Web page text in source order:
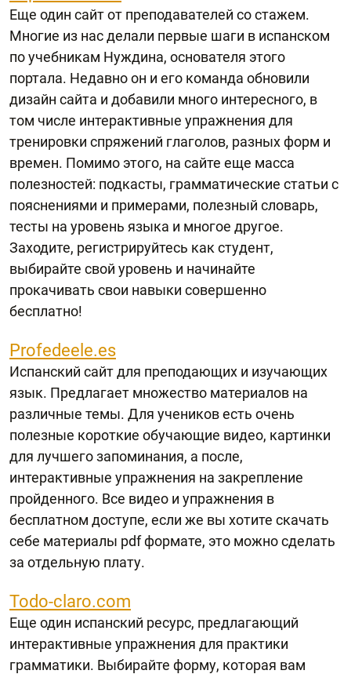
Еще один сайт от преподавателей со стажем.
Многие из нас делали первые шаги в испанском
по учебникам Нуждина, основателя этого
портала. Недавно он и его команда обновили
дизайн сайта и добавили много интересного, в
том числе интерактивные упражнения для
тренировки спряжений глаголов, разных форм и
времен. Помимо этого, на сайте еще масса
полезностей: подкасты, грамматические статьи с
пояснениями и примерами, полезный словарь,
тесты на уровень языка и многое другое.
Заходите, регистрируйтесь как студент,
выбирайте свой уровень и начинайте
прокачивать свои навыки совершенно
бесплатно!
Profedeele.es
Испанский сайт для преподающих и изучающих
язык. Предлагает множество материалов на
различные темы. Для учеников есть очень
полезные короткие обучающие видео, картинки
для лучшего запоминания, а после,
интерактивные упражнения на закрепление
пройденного. Все видео и упражнения в
бесплатном доступе, если же вы хотите скачать
себе материалы pdf формате, это можно сделать
за отдельную плату.
Todo-claro.com
Еще один испанский ресурс, предлагающий
интерактивные упражнения для практики
грамматики. Выбирайте форму, которая вам